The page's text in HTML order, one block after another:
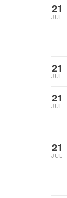
21
JUL
21
JUL
21
JUL
21
JUL